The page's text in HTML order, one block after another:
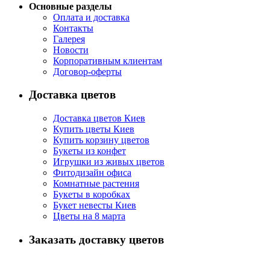
Основные разделы
Оплата и доставка
Контакты
Галерея
Новости
Корпоративным клиентам
Договор-оферты
Доставка цветов
Доставка цветов Киев
Купить цветы Киев
Купить корзину цветов
Букеты из конфет
Игрушки из живых цветов
Фитодизайн офиса
Комнатные растения
Букеты в коробках
Букет невесты Киев
Цветы на 8 марта
Заказать доставку цветов